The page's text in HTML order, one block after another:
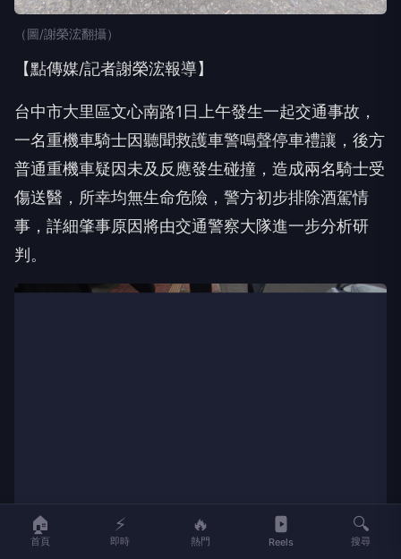
（圖/謝榮浤翻攝）
【點傳媒/記者謝榮浤報導】
台中市大里區文心南路1日上午發生一起交通事故，
一名重機車騎士因聽聞救護車警鳴聲停車禮讓，後方
普通重機車疑因未及反應發生碰撞，造成兩名騎士受
傷送醫，所幸均無生命危險，警方初步排除酒駕情
事，詳細肇事原因將由交通警察大隊進一步分析研
🏠
首頁
⚡
即時
🔥
熱門 Reels
🔍
搜尋